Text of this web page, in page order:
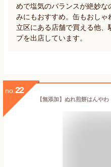
めで塩気のバランスが絶妙な
みにもおすすめ。缶もおしゃ
立区にある店舗で買える他
プを出店しています。
no. 22